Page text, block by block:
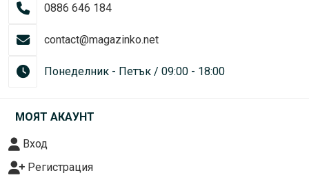
0886 646 184
contact@magazinko.net
Понеделник - Петък / 09:00 - 18:00
МОЯТ АКАУНТ
Вход
Регистрация